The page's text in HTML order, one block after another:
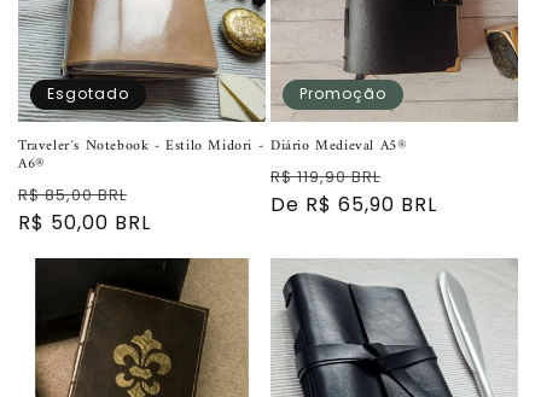
Esgotado
Traveler´s Notebook - Estilo Midori -
A6®
Preço
normal
R$ 85,00 BRL
promocional
R$ 50,00 BRL
Promoção
Diário Medieval A5®
Preço
normal
R$ 119,90 BRL
promocional
De R$ 65,90 BRL